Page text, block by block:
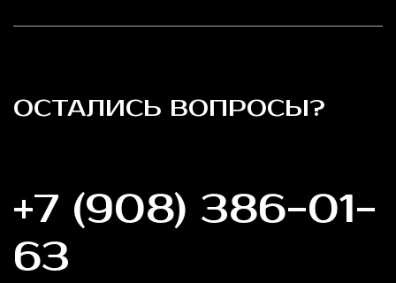
ОСТАЛИСЬ ВОПРОСЫ?
+7 (908) 386-01-
63